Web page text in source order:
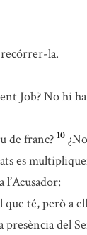
la.
Job? No hi
de franc? 10
es
té, però a
presència del